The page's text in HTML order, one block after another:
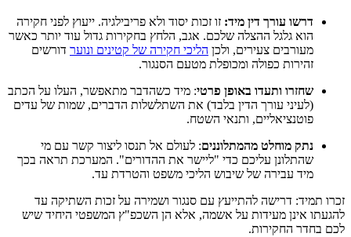
דרשו עורך דין מיד: זו זכות יסוד ולא פריבילגיה. ייעוץ לפני חקירה
הוא גלגל ההצלה שלכם. אגב, הלחץ בחקירות גדול עוד יותר כאשר
מעורבים צעירים, ולכן הליכי חקירה של קטינים ונוער דורשים
זהירות כפולה ומכופלת מטעם הסנגור.
שחזרו ותעדו באופן פרטי: מיד כשהדבר מתאפשר, העלו על הכתב
(לעיני עורך הדין בלבד) את השתלשלות הדברים, שמות של עדים
פוטנציאליים, ותנאי השטח.
נתק מוחלט מהמתלוננים: לעולם אל תנסו ליצור קשר עם מי
שהתלונן עליכם כדי "ליישר את ההדורים". המערכת תראה בכך
מיד עבירה של שיבוש הליכי משפט והטרדת עד.
זכרו תמיד: דרישה להתייעץ עם סנגור ושמירה על זכות השתיקה עד
להגעתו אינן מעידות על אשמה, אלא הן השכפ"ץ המשפטי היחיד שיש
לכם בחדר החקירות.